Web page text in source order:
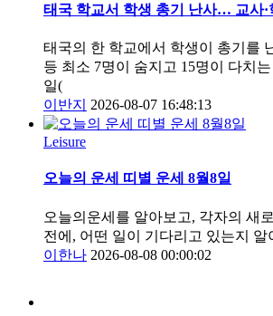
태국 학교서 학생 총기 난사… 교사·
태국의 한 학교에서 학생이 총기를
등 최소 7명이 숨지고 15명이 다치
일(
이반지
2026-08-07 16:48:13
Leisure
오늘의 운세 띠별 운세 8월8일
오늘의운세를 알아보고, 각자의 새
전에, 어떤 일이 기다리고 있는지 알
이한나 2026-08-08 00:00:02